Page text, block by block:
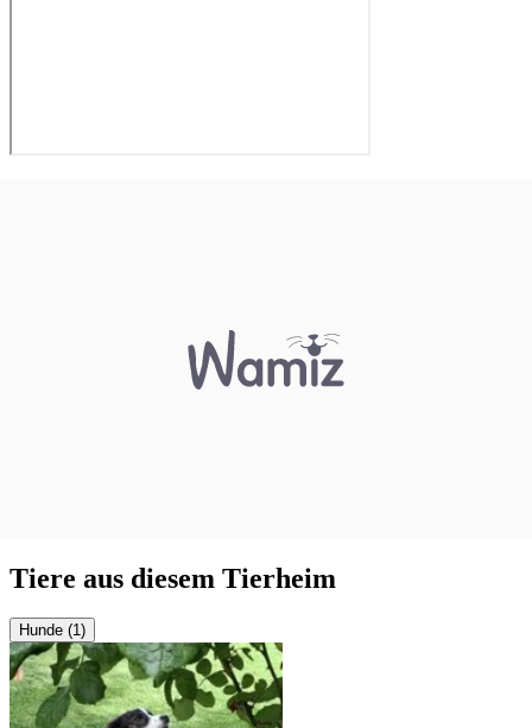
Tiere aus diesem Tierheim
Hunde (1)